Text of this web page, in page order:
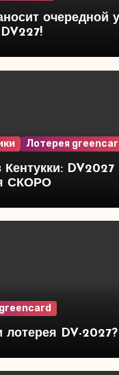
очередной
Лотерея
Кентукки: DV2027
СКОРО
лотерея DV-2027?